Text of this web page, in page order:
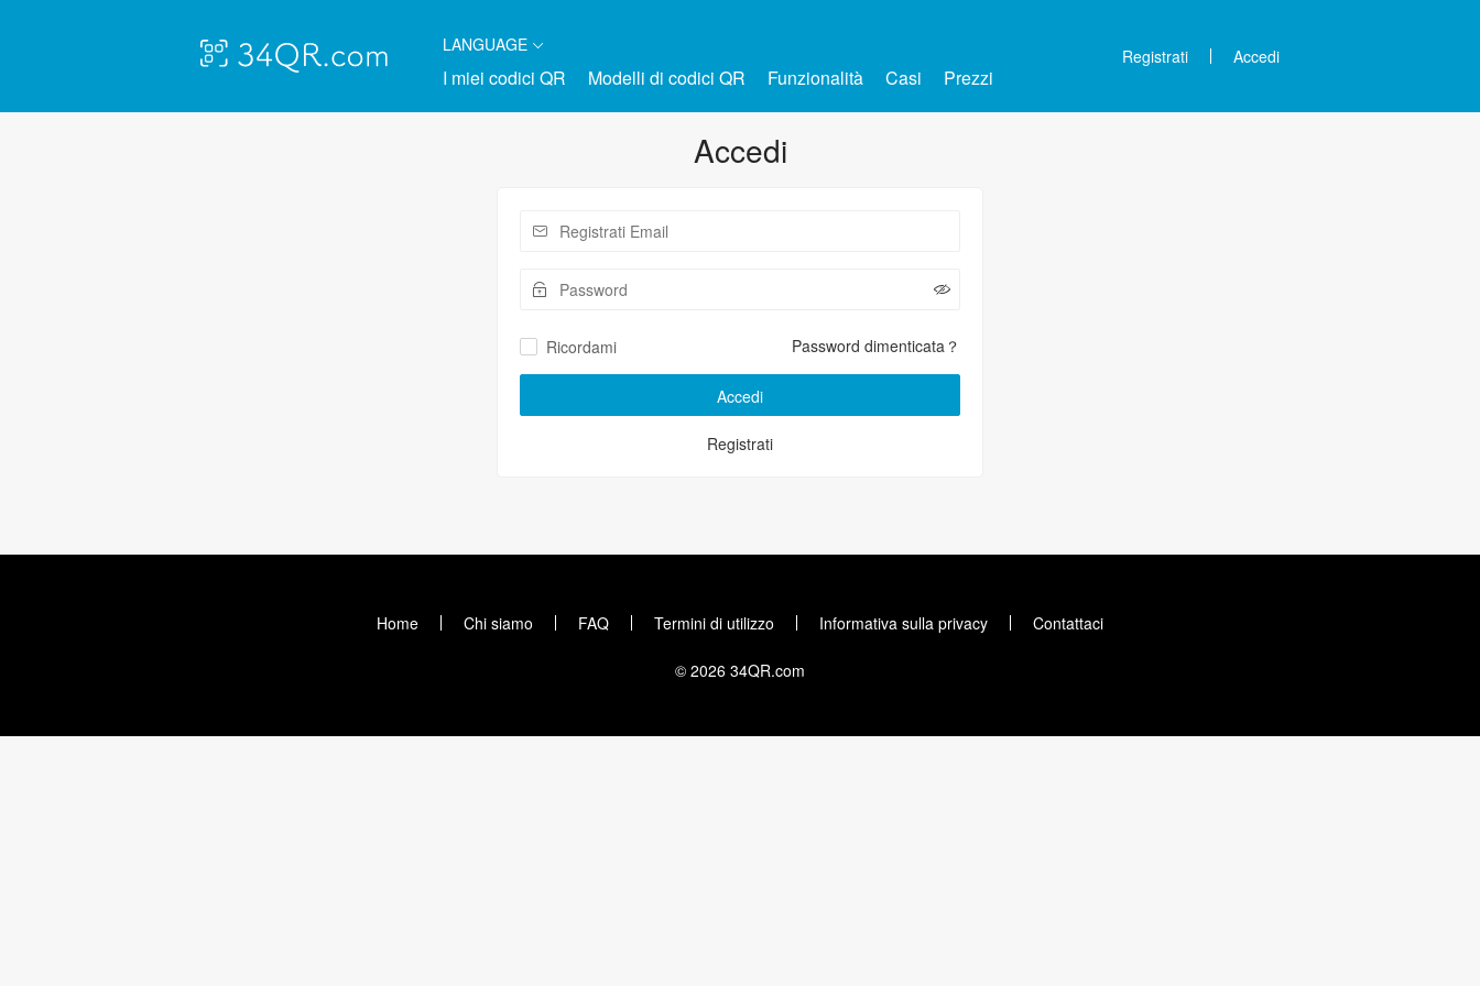
LANGUAGE
I miei codici QR Modelli di codici QR Funzionalità Casi Prezzi
Registrati Accedi
Accedi
Ricordami Password dimenticata？
Accedi
Registrati
Home Chi siamo FAQ Termini di utilizzo Informativa sulla privacy Contattaci
© 2026 34QR.com